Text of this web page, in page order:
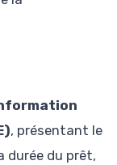
, présentant le
durée du prêt,